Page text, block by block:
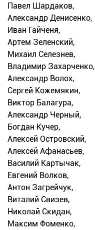
Павел Шардаков,
Александр Денисенко,
Иван Гайченя,
Артем Зеленский,
Михаил Селезнев,
Владимир Захарченко,
Александр Волох,
Сергей Кожемякин,
Виктор Балагура,
Александр Черный,
Богдан Кучер,
Алексей Островский,
Алексей Афанасьев,
Василий Картычак,
Евгений Волков,
Антон Загрейчук,
Виталий Свизев,
Николай Скидан,
Максим Фоменко,